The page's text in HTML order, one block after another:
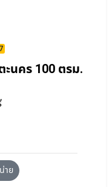
ะนคร 100 ตรม.
าย